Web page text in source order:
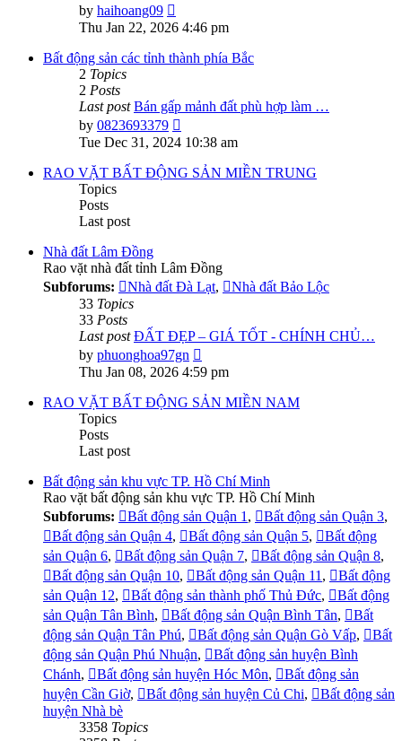
by haihoang09
the
post
Thu Jan 22, 2026 4:46 pm
Bất động sản các tỉnh thành phía Bắc
2 Topics
2 Posts
Last post Bán gấp mảnh đất phù hợp làm …
by 0823693379
the
post
Tue Dec 31, 2024 10:38 am
RAO VẶT BẤT ĐỘNG SẢN MIỀN TRUNG
Topics
Posts
Last post
Nhà đất Lâm Đồng
Rao vặt nhà đất tỉnh Lâm Đồng
Subforums:
Nhà đất Đà Lạt,
Nhà đất Bảo Lộc
33 Topics
33 Posts
Last post ĐẤT ĐẸP – GIÁ TỐT - CHÍNH CHỦ…
by phuonghoa97gn
the
latest
post
Thu Jan 08, 2026 4:59 pm
RAO VẶT BẤT ĐỘNG SẢN MIỀN NAM
Topics
Posts
Last post
Bất động sản khu vực TP. Hồ Chí Minh
Rao vặt bất động sản khu vực TP. Hồ Chí Minh
Subforums:
Bất động sản Quận 1 , Bất động sản Quận 3,
Bất động sản Quận 4, Bất động sản Quận 5,
Bất động
sản Quận 6, Bất động sản Quận 7, Bất động sản Quận 8,
Bất động sản Quận 10, Bất động sản Quận 11 ,
Bất động
sản Quận 12, Bất động sản thành phố Thủ Đức,
Bất động
sản Quận Tân Bình, Bất động sản Quận Bình Tân,
Bất
động sản Quận Tân Phú, Bất động sản Quận Gò Vấp,
Bất
động sản Quận Phú Nhuận,
Bất động sản huyện Bình
Chánh, Bất động sản huyện Hóc Môn,
Bất động sản
huyện Cần Giờ, Bất động sản huyện Củ Chi,
Bất động sản
huyện Nhà bè
3358 Topics